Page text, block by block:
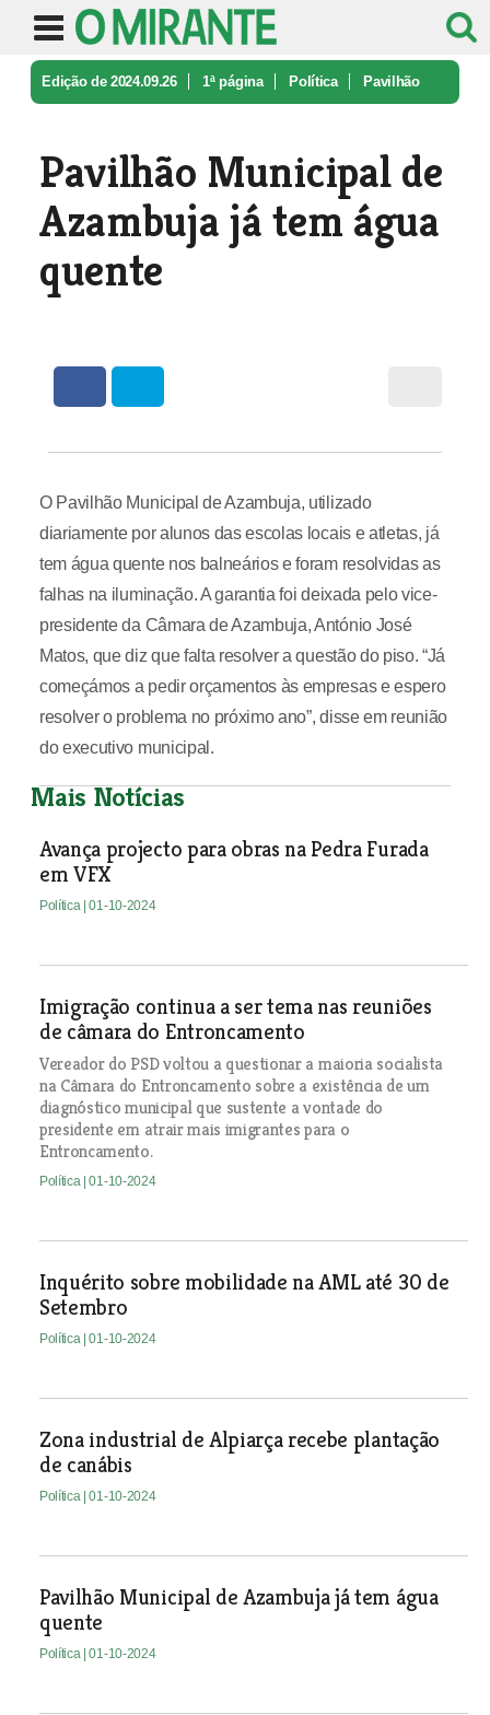
Edição de 2024.09.26 1ª página Política Pavilhão
Pavilhão Municipal de
Azambuja já tem água
quente
O Pavilhão Municipal de Azambuja, utilizado
diariamente por alunos das escolas locais e atletas, já
tem água quente nos balneários e foram resolvidas as
falhas na iluminação. A garantia foi deixada pelo vice-
presidente da Câmara de Azambuja, António José
Matos, que diz que falta resolver a questão do piso. “Já
começámos a pedir orçamentos às empresas e espero
resolver o problema no próximo ano”, disse em reunião
do executivo municipal.
Mais Notícias
Avança projecto para obras na Pedra Furada
em VFX
Política | 01-10-2024
Imigração continua a ser tema nas reuniões
de câmara do Entroncamento
Vereador do PSD voltou a questionar a maioria socialista
na Câmara do Entroncamento sobre a existência de um
diagnóstico municipal que sustente a vontade do
presidente em atrair mais imigrantes para o
Entroncamento.
Política | 01-10-2024
Inquérito sobre mobilidade na AML até 30 de
Setembro
Política | 01-10-2024
Zona industrial de Alpiarça recebe plantação
de canábis
Política | 01-10-2024
Pavilhão Municipal de Azambuja já tem água
quente
Política | 01-10-2024